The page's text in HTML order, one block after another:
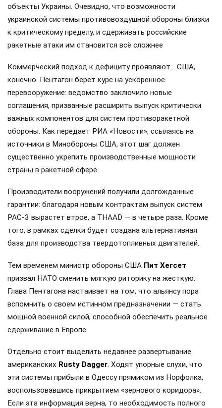
объекты Украины. Очевидно, что возможности
украинской системы противовоздушной обороны близки
к критическому пределу, и сдерживать российские
ракетные атаки им становится всё сложнее
Коммерческий подход к дефициту проявляют… США,
конечно. Пентагон берет курс на ускоренное
перевооружение: ведомство заключило новые
соглашения, призванные расширить выпуск критически
важных компонентов для систем противоракетной
обороны. Как передает РИА «Новости», ссылаясь на
источники в Минобороны США, этот шаг должен
существенно укрепить производственные мощности
страны в ракетной сфере
Производители вооружений получили долгожданные
гарантии: благодаря новым контрактам выпуск систем
PAC-3 вырастет втрое, а THAAD — в четыре раза. Кроме
того, в рамках сделки будет создана альтернативная
база для производства твердотопливных двигателей.
Тем временем министр обороны США Пит Хегсет
призвал НАТО сменить мягкую риторику на жесткую.
Глава Пентагона настаивает на том, что альянсу пора
вспомнить о своем истинном предназначении — стать
мощной военной силой, способной обеспечить реальное
сдерживание в Европе.
Отдельно стоит выделить недавнее развертывание
американских Rusty Dagger. Ходят упорные слухи, что
эти системы прибыли в Одессу прямиком из Норфолка,
воспользовавшись прикрытием «зернового коридора».
Если эта информация верна, то необходимость полного